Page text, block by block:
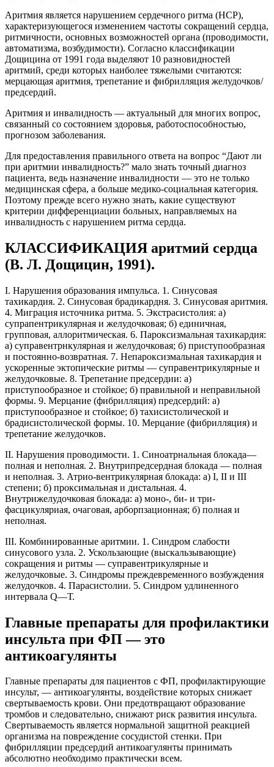
Аритмия является нарушением сердечного ритма (НСР),
характеризующегося изменением частоты сокращений сердца,
ритмичности, основных возможностей органа (проводимости,
автоматизма, возбудимости). Согласно классификации
Дощицина от 1991 года выделяют 10 разновидностей
аритмий, среди которых наиболее тяжелыми считаются:
мерцающая аритмия, трепетание и фибрилляция желудочков/
предсердий.
Аритмия и инвалидность — актуальный для многих вопрос,
связанный со состоянием здоровья, работоспособностью,
прогнозом заболевания.
Для предоставления правильного ответа на вопрос “Дают ли
при аритмии инвалидность?” мало знать точный диагноз
пациента, ведь назначение инвалидности — это не только
медицинская сфера, а больше медико-социальная категория.
Поэтому прежде всего нужно знать, какие существуют
критерии дифференциации больных, направляемых на
инвалидность с нарушением ритма сердца.
КЛАССИФИКАЦИЯ аритмий сердца
(В. Л. Дощицин, 1991).
I. Нарушения образования импульса. 1. Синусовая
тахикардия. 2. Синусовая брадикардня. 3. Синусовая аритмия.
4. Миграция источника ритма. 5. Экстрасистолия: а)
супрапентрикулярная и желудочковая; б) единичная,
групповая, аллоритмическая. 6. Пароксизмальная тахикардия:
а) суправентрнкулярная и желудочковая; б) приступообразная
и постоянно-возвратная. 7. Непароксизмальная тахикардия и
ускоренные эктопические ритмы — суправентрикулярные и
желудочковые. 8. Трепетание предсердии: а)
приступообразное и стойкое; б) правильной и неправильной
формы. 9. Мерцание (фибрилляция) предсердий: а)
приступообразное и стойкое; б) тахисистолической и
брадисистолической формы. 10. Мерцание (фибрилляция) и
трепетание желудочков.
II. Нарушения проводимости. 1. Синоатрнальная блокада—
полная и неполная. 2. Внутрипредсердная блокада — полная
и неполная. 3. Атрио-вентрикулярная блокада: а) I, II и III
степени; б) проксимальная и дистальная. 4.
Внутрижелудочковая блокада: а) моно-, би- и три-
фасцикуляриая, очаговая, арборпзационная; б) полная и
неполная.
III. Комбинированные аритмии. 1. Синдром слабости
синусового узла. 2. Ускользающие (выскальзывающие)
сокращения и ритмы — суправентрикулярные и
желудочковые. 3. Синдромы преждевременного возбуждения
желудочков. 4. Парасистолии. 5. Синдром удлиненного
интервала Q—Т.
Главные препараты для профилактики
инсульта при ФП — это
антикоагулянты
Главные препараты для пациентов с ФП, профилактирующие
инсульт, — антикоагулянты, воздействие которых снижает
свертываемость крови. Они предотвращают образование
тромбов и следовательно, снижают риск развития инсульта.
Свертываемость является нормальной защитной реакцией
организма на повреждение сосудистой стенки. При
фибрилляции предсердий антикоагулянты принимать
абсолютно необходимо практически всем.